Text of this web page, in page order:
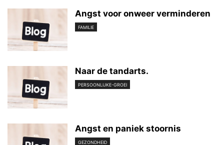
Angst voor onweer verminderen
FAMILIE
Naar de tandarts.
PERSOONLIJKE-GROEI
Angst en paniek stoornis
GEZONDHEID